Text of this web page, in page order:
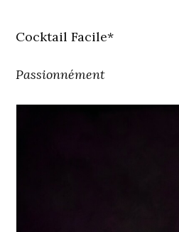
Cocktail Facile*
Passionnément